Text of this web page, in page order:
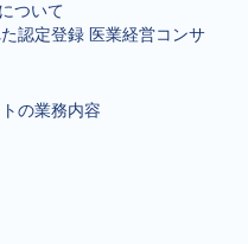
ついて
認定登録 医業経営コンサ
の業務内容